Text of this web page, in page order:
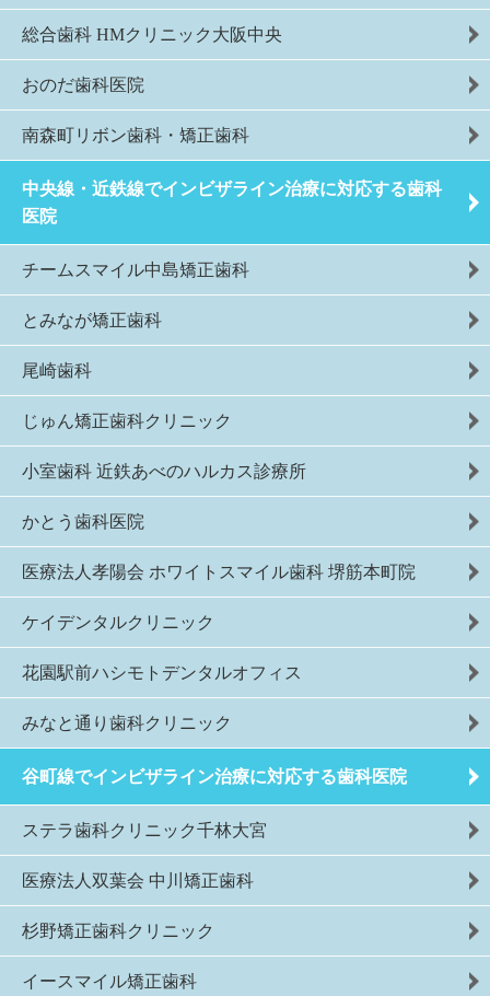
総合歯科 HMクリニック大阪中央
おのだ歯科医院
南森町リボン歯科・矯正歯科
中央線・近鉄線でインビザライン治療に対応する歯科
医院
チームスマイル中島矯正歯科
とみなが矯正歯科
尾崎歯科
じゅん矯正歯科クリニック
小室歯科 近鉄あべのハルカス診療所
かとう歯科医院
医療法人孝陽会 ホワイトスマイル歯科 堺筋本町院
ケイデンタルクリニック
花園駅前ハシモトデンタルオフィス
みなと通り歯科クリニック
谷町線でインビザライン治療に対応する歯科医院
ステラ歯科クリニック千林大宮
医療法人双葉会 中川矯正歯科
杉野矯正歯科クリニック
イースマイル矯正歯科